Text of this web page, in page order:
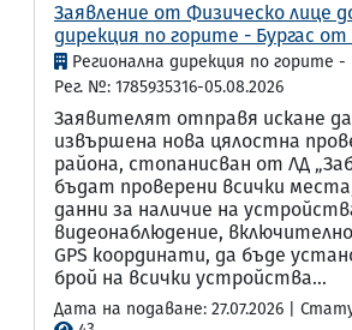
Заявление от Физическо лице
дирекция по горите - Бургас от
Регионална дирекция по горите -
Рег. №: 1785935316-05.08.2026
Заявителят отправя искане
извършена нова цялостна
района, стопанисван от ЛД
бъдат проверени всички
данни за наличие на
видеонаблюдение,
GPS координати, да бъде
брой на всички устройства...
Дата на подаване: 27.07.2026 |